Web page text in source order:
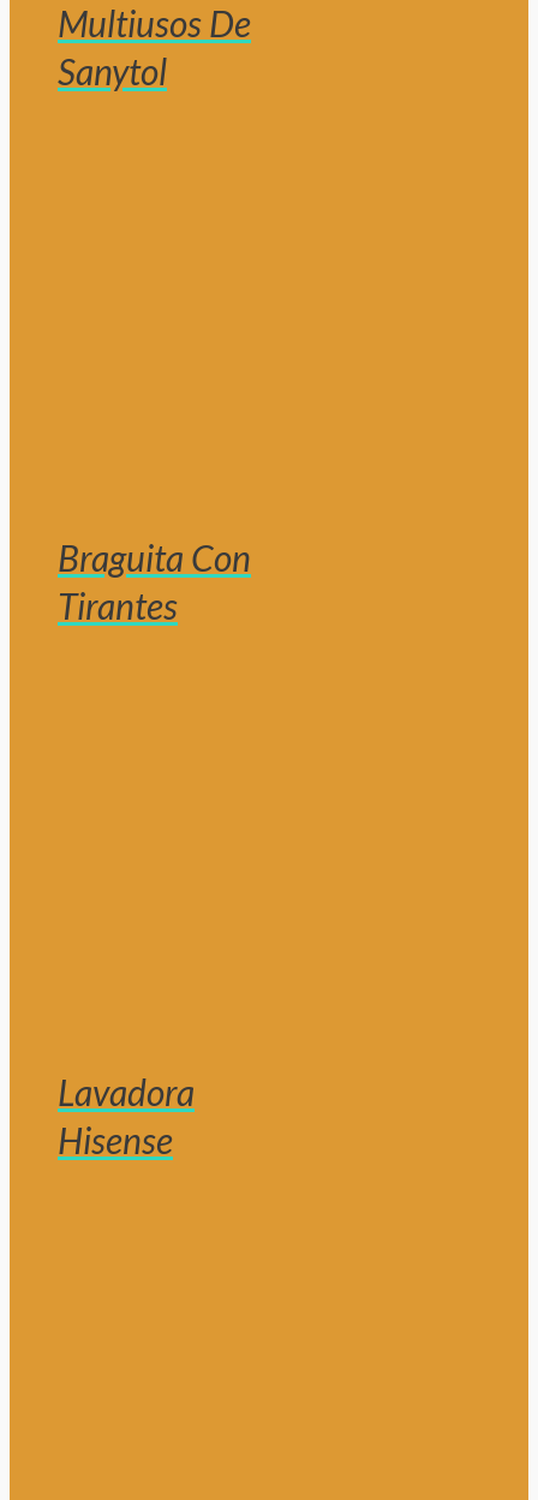
Multiusos De
Sanytol
Braguita Con
Tirantes
Lavadora
Hisense